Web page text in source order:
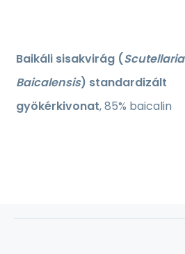
Baikáli sisakvirág (Scutellaria
Baicalensis) standardizált
gyökérkivonat, 85% baicalin